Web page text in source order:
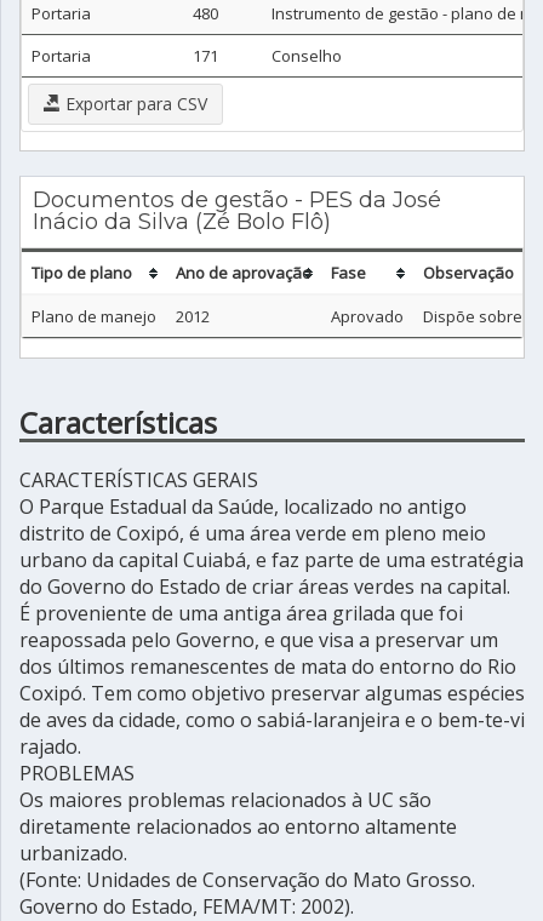
Portaria
480
Instrumento de gestão - plano de
Portaria
171 Conselho
Exportar para CSV
Documentos de gestão - PES da José
Inácio da Silva (Zé Bolo Flô)
Tipo de plano Ano de aprovação Fase
Observação
Plano de manejo
2012 Aprovado Dispõe sobre a
Características
CARACTERÍSTICAS GERAIS
O Parque Estadual da Saúde, localizado no antigo
distrito de Coxipó, é uma área verde em pleno meio
urbano da capital Cuiabá, e faz parte de uma estratégia
do Governo do Estado de criar áreas verdes na capital.
É proveniente de uma antiga área grilada que foi
reapossada pelo Governo, e que visa a preservar um
dos últimos remanescentes de mata do entorno do Rio
Coxipó. Tem como objetivo preservar algumas espécies
de aves da cidade, como o sabiá-laranjeira e o bem-te-vi
rajado.
PROBLEMAS
Os maiores problemas relacionados à UC são
diretamente relacionados ao entorno altamente
urbanizado.
(Fonte: Unidades de Conservação do Mato Grosso.
Governo do Estado, FEMA/MT: 2002).